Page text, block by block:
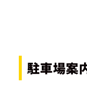
駐車場案